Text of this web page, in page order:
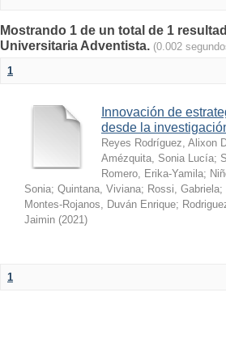
Mostrando 1 de un total de 1
Universitaria Adventista. (0.002
1
Innovación de
desde la
Reyes Rodríguez, Alixon
Amézquita, Sonia Lucía;
Romero, Erika-Yamila;
Sonia; Quintana, Viviana; Rossi, Gabriela;
Montes-Rojanos, Duván Enrique;
Jaimin (2021)
1